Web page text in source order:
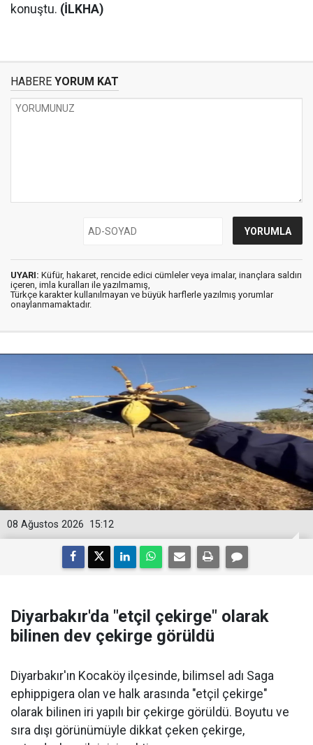
konuştu. (İLKHA)
HABERE YORUM KAT
UYARI: Küfür, hakaret, rencide edici cümleler veya imalar, inançlara saldırı
içeren, imla kuralları ile yazılmamış,
Türkçe karakter kullanılmayan ve büyük harflerle yazılmış yorumlar
onaylanmamaktadır.
15:12
08 Ağustos 2026
Diyarbakır'da "etçil çekirge" olarak
bilinen dev çekirge görüldü
Diyarbakır'ın Kocaköy ilçesinde, bilimsel adı Saga
ephippigera olan ve halk arasında "etçil çekirge"
olarak bilinen iri yapılı bir çekirge görüldü. Boyutu ve
sıra dışı görünümüyle dikkat çeken çekirge,